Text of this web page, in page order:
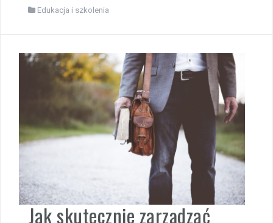
Edukacja i szkolenia
Jak skutecznie zarządzać